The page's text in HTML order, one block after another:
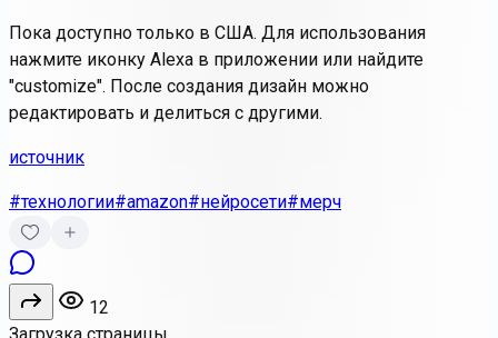
Пока доступно только в США. Для использования
нажмите иконку Alexa в приложении или найдите
"customize". После создания дизайн можно
редактировать и делиться с другими.
источник
#технологии#amazon#нейросети#мерч
12